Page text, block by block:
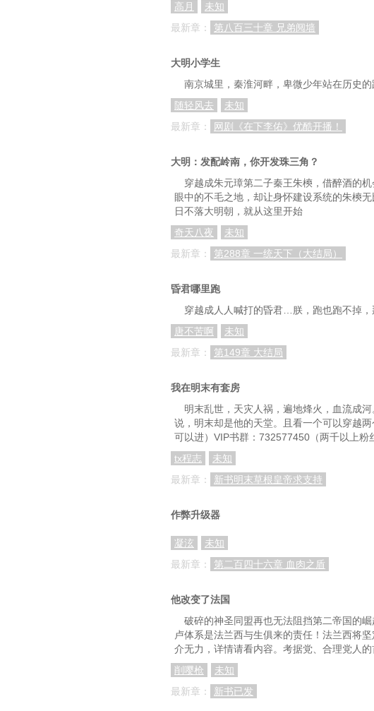
高月
未知
最新章：
第八百三十章 兄弟阋墙
大明小学生
南京城里，秦淮河畔，卑微少年站在历史
随轻风去
未知
最新章：
网剧《在下李佑》优酷开播！
大明：发配岭南，你开发珠三角？
穿越成朱元璋第二子秦王朱樉，借醉酒的
眼中的不毛之地，却让身怀建设系统的朱樉
日不落大明朝，就从这里开始
奇天八夜
未知
最新章：
第288章 一统天下（大结局）
昏君哪里跑
穿越成人人喊打的昏君…朕，跑也跑不掉
唐不苦啊
未知
最新章：
第149章 大结局
我在明末有套房
明末乱世，天灾人祸，遍地烽火，血流成
说，明末却是他的天堂。且看一个可以穿越
可以进）VIP书群：732577450（两千以上粉
tx程志
未知
最新章：
新书明末草根皇帝求支持
作弊升级器
凝泫
未知
最新章：
第二百四十六章 血肉之盾
他改变了法国
破碎的神圣同盟再也无法阻挡第二帝国的
卢体系是法兰西与生俱来的责任！法兰西将
介无力，详情请看内容。考据党、合理党人的
削嘤枪
未知
最新章：
新书已发